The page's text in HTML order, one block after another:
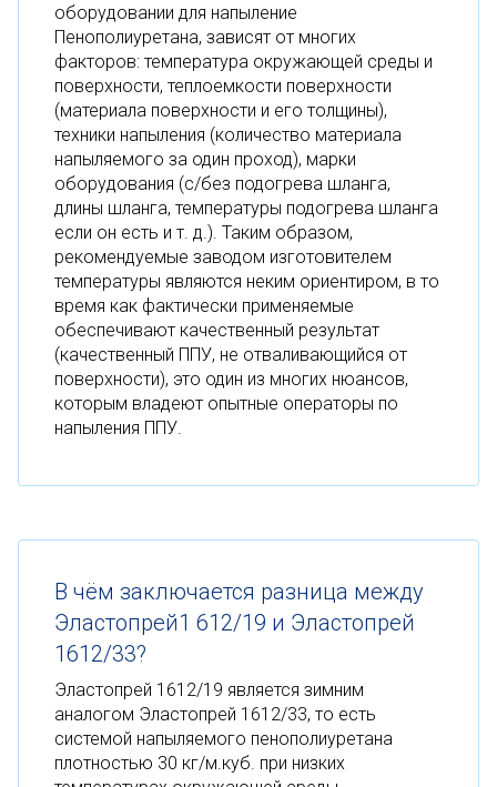
оборудовании для напыление
Пенополиуретана, зависят от многих
факторов: температура окружающей среды и
поверхности, теплоемкости поверхности
(материала поверхности и его толщины),
техники напыления (количество материала
напыляемого за один проход), марки
оборудования (с/без подогрева шланга,
длины шланга, температуры подогрева шланга
если он есть и т. д.). Таким образом,
рекомендуемые заводом изготовителем
температуры являются неким ориентиром, в то
время как фактически применяемые
обеспечивают качественный результат
(качественный ППУ, не отваливающийся от
поверхности), это один из многих нюансов,
которым владеют опытные операторы по
напыления ППУ.
В чём заключается разница между
Эластопрей1 612/19 и Эластопрей
1612/33?
Эластопрей 1612/19 является зимним
аналогом Эластопрей 1612/33, то есть
системой напыляемого пенополиуретана
плотностью 30 кг/м.куб. при низких